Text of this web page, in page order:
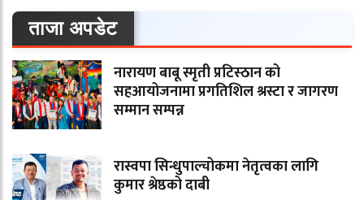
ताजा अपडेट
नारायण बाबू स्मृती प्रटिस्ठान को
सहआयोजनामा प्रगतिशिल श्रस्टा र जागरण
सम्मान सम्पन्न
रास्वपा सिन्धुपाल्चोकमा नेतृत्वका लागि
कुमार श्रेष्ठको दाबी